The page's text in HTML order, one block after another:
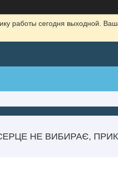
работы сегодня выходной.
НЕ ВИБИРАЄ,